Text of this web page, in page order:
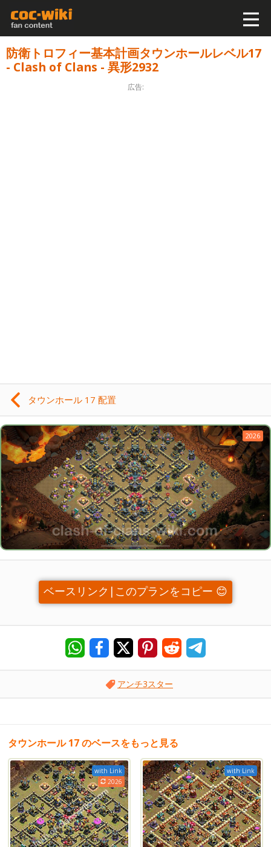
防衛トロフィー基本計画タウンホールレベル17
- Clash of Clans - 異形2932
広告:
タウンホール 17 配置
2026
ベースリンク|このプランをコピー 😊
アンチ3スター
タウンホール 17 のベースをもっと見る
with Link
2026
with Link